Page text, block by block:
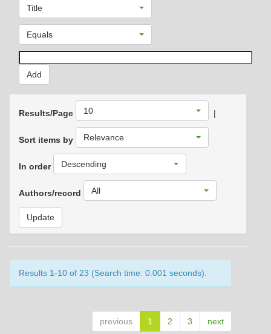
Title
Equals
Results/Page 10 |
Sort items by Relevance
In order Descending
Authors/record All
Results 1-10 of 23 (Search time: 0.001 seconds).
previous 1 2 3 next